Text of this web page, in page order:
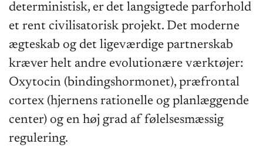
deterministisk, er det langsigtede parforhold
et rent civilisatorisk projekt. Det moderne
ægteskab og det ligeværdige partnerskab
kræver helt andre evolutionære værktøjer:
Oxytocin (bindingshormonet), præfrontal
cortex (hjernens rationelle og planlæggende
center) og en høj grad af følelsesmæssig
regulering.